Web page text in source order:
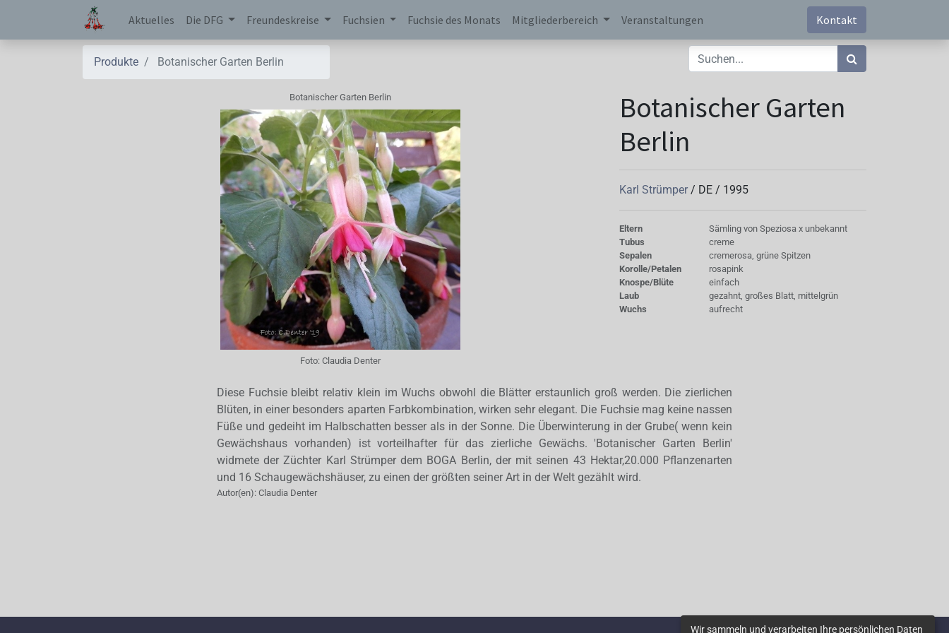
Aktuelles Die DFG Freundeskreise Fuchsien Fuchsie des Monats Mitgliederbereich Veranstaltungen Kontakt
Produkte Botanischer Garten Berlin
Botanischer Garten Berlin
Foto: Claudia Denter
Botanischer Garten
Berlin
Karl Strümper / DE / 1995
Eltern
Sämling von Speziosa x unbekannt
Tubus
creme
Sepalen
cremerosa, grüne Spitzen
Korolle/Petalen
rosapink
Knospe/Blüte
einfach
Laub
gezahnt, großes Blatt, mittelgrün
Wuchs
aufrecht
Diese Fuchsie bleibt relativ klein im Wuchs obwohl die Blätter erstaunlich groß werden. Die zierlichen
Blüten, in einer besonders aparten Farbkombination, wirken sehr elegant. Die Fuchsie mag keine nassen
Füße und gedeiht im Halbschatten besser als in der Sonne. Die Überwinterung in der Grube( wenn kein
Gewächshaus vorhanden) ist vorteilhafter für das zierliche Gewächs. 'Botanischer Garten Berlin'
widmete der Züchter Karl Strümper dem BOGA Berlin, der mit seinen 43 Hektar,20.000 Pflanzenarten
und 16 Schaugewächshäuser, zu einen der größten seiner Art in der Welt gezählt wird.
Autor(en): Claudia Denter
Wir sammeln und verarbeiten Ihre persönlichen Daten